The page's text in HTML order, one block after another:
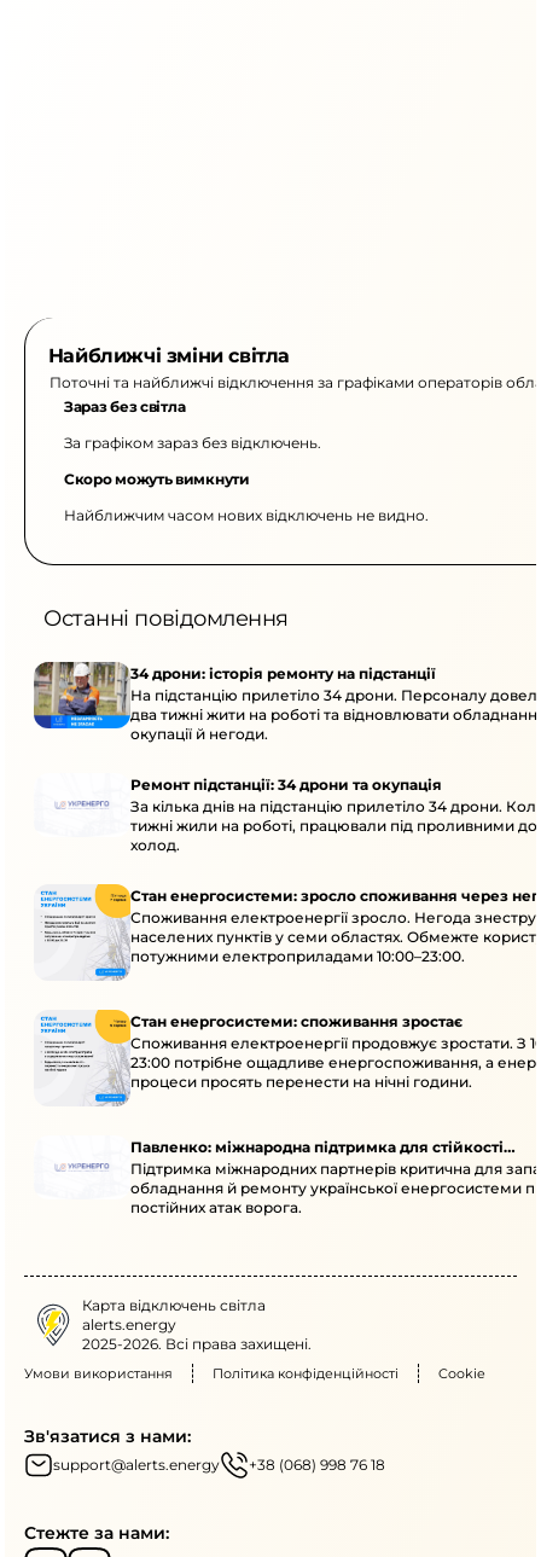
Найближчі зміни світла
Поточні та найближчі відключення за графіками операторів
Зараз без світла
За графіком зараз без відключень.
Скоро можуть вимкнути
Найближчим часом нових відключень не видно.
Останні повідомлення
34 дрони: історія ремонту на підстанції
На підстанцію прилетіло 34 дрони. Персоналу
два тижні жити на роботі та відновлювати
окупації й негоди.
Ремонт підстанції: 34 дрони та окупація
За кілька днів на підстанцію прилетіло 34 дрони.
тижні жили на роботі, працювали під проливними
холод.
Стан енергосистеми: зросло споживання через
Споживання електроенергії зросло. Негода
населених пунктів у семи областях. Обмежте
потужними електроприладами 10:00–23:00.
Стан енергосистеми: споживання зростає
Споживання електроенергії продовжує зростати. З
23:00 потрібне ощадливе енергоспоживання, а
процеси просять перенести на нічні години.
Павленко: міжнародна підтримка для стійкості
енергосистеми
Підтримка міжнародних партнерів критична для
обладнання й ремонту української енергосистеми
постійних атак ворога.
Карта відключень світла
alerts.energy
2025-2026. Всі права захищені.
Умови використання Політика конфіденційності Cookie
Зв'язатися з нами:
support@alerts.energy +38 (068) 998 76 18
Стежте за нами: